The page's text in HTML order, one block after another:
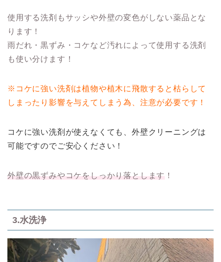
使用する洗剤もサッシや外壁の変色がしない薬品とな
ります！
雨だれ・黒ずみ・コケなど汚れによって使用する洗剤
も使い分けます！
※コケに強い洗剤は植物や植木に飛散すると枯らして
しまったり影響を与えてしまう為、注意が必要です！
コケに強い洗剤が使えなくても、外壁クリーニングは
可能ですのでご安心ください！
外壁の黒ずみやコケをしっかり落とします ！
3.水洗浄